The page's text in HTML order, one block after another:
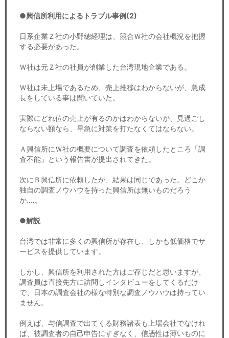
●興信所利用によるトラブル事例(2)
日系企業Ｚ社の小野總経理は、競合Ｗ社の会社概況を把握
する必要があった。
Ｗ社は元Ｚ社の社員が創業した台湾現地企業である。
Ｗ社は未上場であるため、売上推移はわからないが、急成
長をしている事は聞いていた。
実際にどれ位の売上が有るのかはわからないが、見過ごし
ならない額なら、早急に対策を打たなくてはならない。
Ａ興信所にＷ社の概要について調査を依頼したところ「調
査不能」という報告書が提出されてきた。
次にＢ興信所に依頼したが、結果は同じであった。どこか
独自の調査ノウハウを持った興信所は無いものだろう
か‥‥。
●解説
台湾では非常に多くの興信所が存在し、しかも低価格でサ
ービスを提供しています。
しかし、興信所を利用された方はご存じだと思いますが、
調査員は直接先方に訪問しインタビューをしてくるだけ
で、日本の調査会社の様な特別な調査ノウハウは持ってい
ません。
例えば、与信調査で出てくる財務諸表も上場会社でなけれ
ば、被調査者の自己申告にすぎなく、信憑性は薄いものに